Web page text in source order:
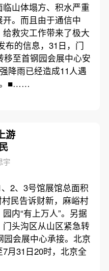
山体塌方、积水严重
。而且由于通信中
救灾工作带来了极大
布的信息，31日，门
移至首钢园会展中心安
降雨已经造成11人遇
。■……
游
宇
2、3号馆展馆总面积
民告诉财新，麻峪村
内“有上万人”。另据
头沟区从山区紧急转
园会展中心承接。北京
月31日20时，北京全